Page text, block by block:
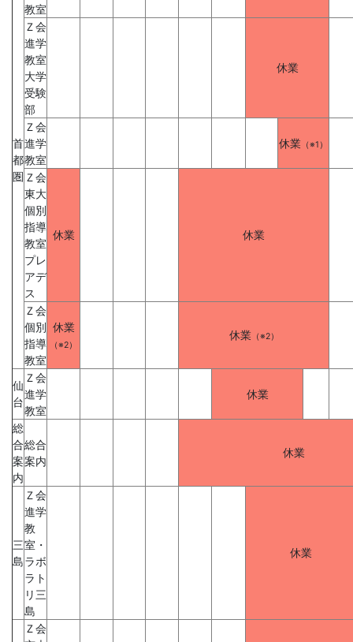
験
生・
生・
会
人
向
け
に、
通
首
都
圏
教室
Ｚ会
進学
教室
大学
受験
部
休業
Ｚ会
進学
教室
休業 （※1）
Ｚ会
東大
個別
指導
教室
プレ
アデ
ス
休業 休業
Ｚ会
個別
指導
教室
休業
（※2）
休業（※2）
仙
台
Ｚ会
進学
教室
休業
総
合
案
内
総合
案内
休業
三
島
Ｚ会
進学
教
室・
ラボ
ラト
リ三
島
休業
Ｚ会